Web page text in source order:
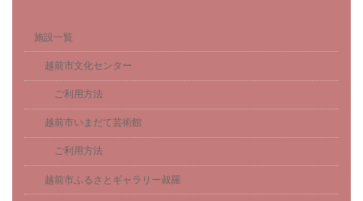
施設一覧
越前市文化センター
ご利用方法
越前市いまだて芸術館
ご利用方法
越前市ふるさとギャラリー叔羅